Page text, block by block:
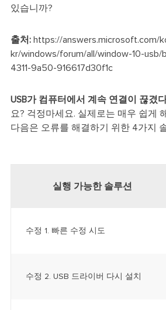
있습니까?
출처:https://answers.microsoft.com/
kr/windows/forum/all/window-10-
4311-9a50-916617d30f1c
USB가 컴퓨터에서 계속 연결이 끊겼
요? 걱정마세요. 실제로는 매우 쉽게
다음은 오류를 해결하기 위한 4가지
실행 가능한 솔루션
수정 1. 빠른 수정 시도
수정 2. USB 드라이버 다시 설치